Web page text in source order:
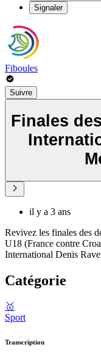
Signaler
Fiboules
Suivre
Finales
il y a 3 ans
Revivez les finales des
U18 (France contre
International Denis
Catégorie
🥇
Sport
Transcription